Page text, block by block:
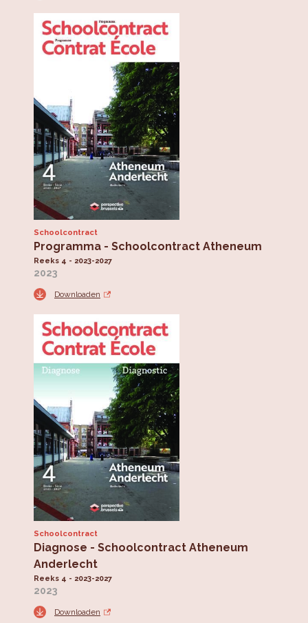
Schoolcontract
Programma - Schoolcontract Atheneum
Reeks 4 - 2023-2027
2023
Downloaden
Schoolcontract
Diagnose - Schoolcontract Atheneum
Anderlecht
Reeks 4 - 2023-2027
2023
Downloaden